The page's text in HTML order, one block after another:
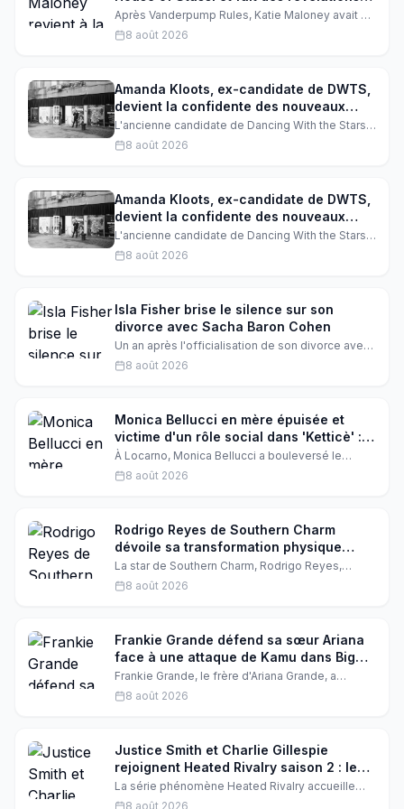
choc sur son infidélité
Après Vanderpump Rules, Katie Maloney avait dit
adieu à la télé-réalité. Mais Stassi Schroeder l'a
convaincue de revenir dans House of Stassi, où
apparition.
8 août 2026
Amanda Kloots, ex-candidate de DWTS,
devient la confidente des nouveaux
candidats
L'ancienne candidate de Dancing With the Stars,
Amanda Kloots, révèle que les nouveaux
candidats la contactent chaque année pour lui
de mentor bienveillant au sein de la franchise.
8 août 2026
Amanda Kloots, ex-candidate de DWTS,
devient la confidente des nouveaux
candidats
L'ancienne candidate de Dancing With the Stars,
Amanda Kloots, révèle que les nouveaux
candidats la contactent chaque année pour lui
de mentor bienveillant au sein de la franchise.
8 août 2026
Isla Fisher brise le silence sur son
divorce avec Sacha Baron Cohen
Un an après l'officialisation de son divorce avec
Sacha Baron Cohen, Isla Fisher se confie sur sa
nouvelle vie. L'actrice révèle comment elle a
8 août 2026
Monica Bellucci en mère épuisée et
victime d'un rôle social dans 'Ketticè' :
ses confidences à Locarno
À Locarno, Monica Bellucci a bouleversé le
public en évoquant son personnage de mère qui
crie et a oublié sa féminité. L'actrice italienne a
8 août 2026
Rodrigo Reyes de Southern Charm
dévoile sa transformation physique
spectaculaire en 4 ans
La star de Southern Charm, Rodrigo Reyes,
partage des photos avant/après de son
incroyable perte de poids sur quatre ans. Un
8 août 2026
Frankie Grande défend sa sœur Ariana
face à une attaque de Kamu dans Big
Brother
Frankie Grande, le frère d'Ariana Grande, a
répondu avec fougue à Kamu Kirk, candidate de
Big Brother, après que celle-ci a critiqué la
8 août 2026
Justice Smith et Charlie Gillespie
rejoignent Heated Rivalry saison 2 : le
duo qui va enflammer la série
La série phénomène Heated Rivalry accueille
deux nouveaux venus de choc : Justice Smith et
8 août 2026